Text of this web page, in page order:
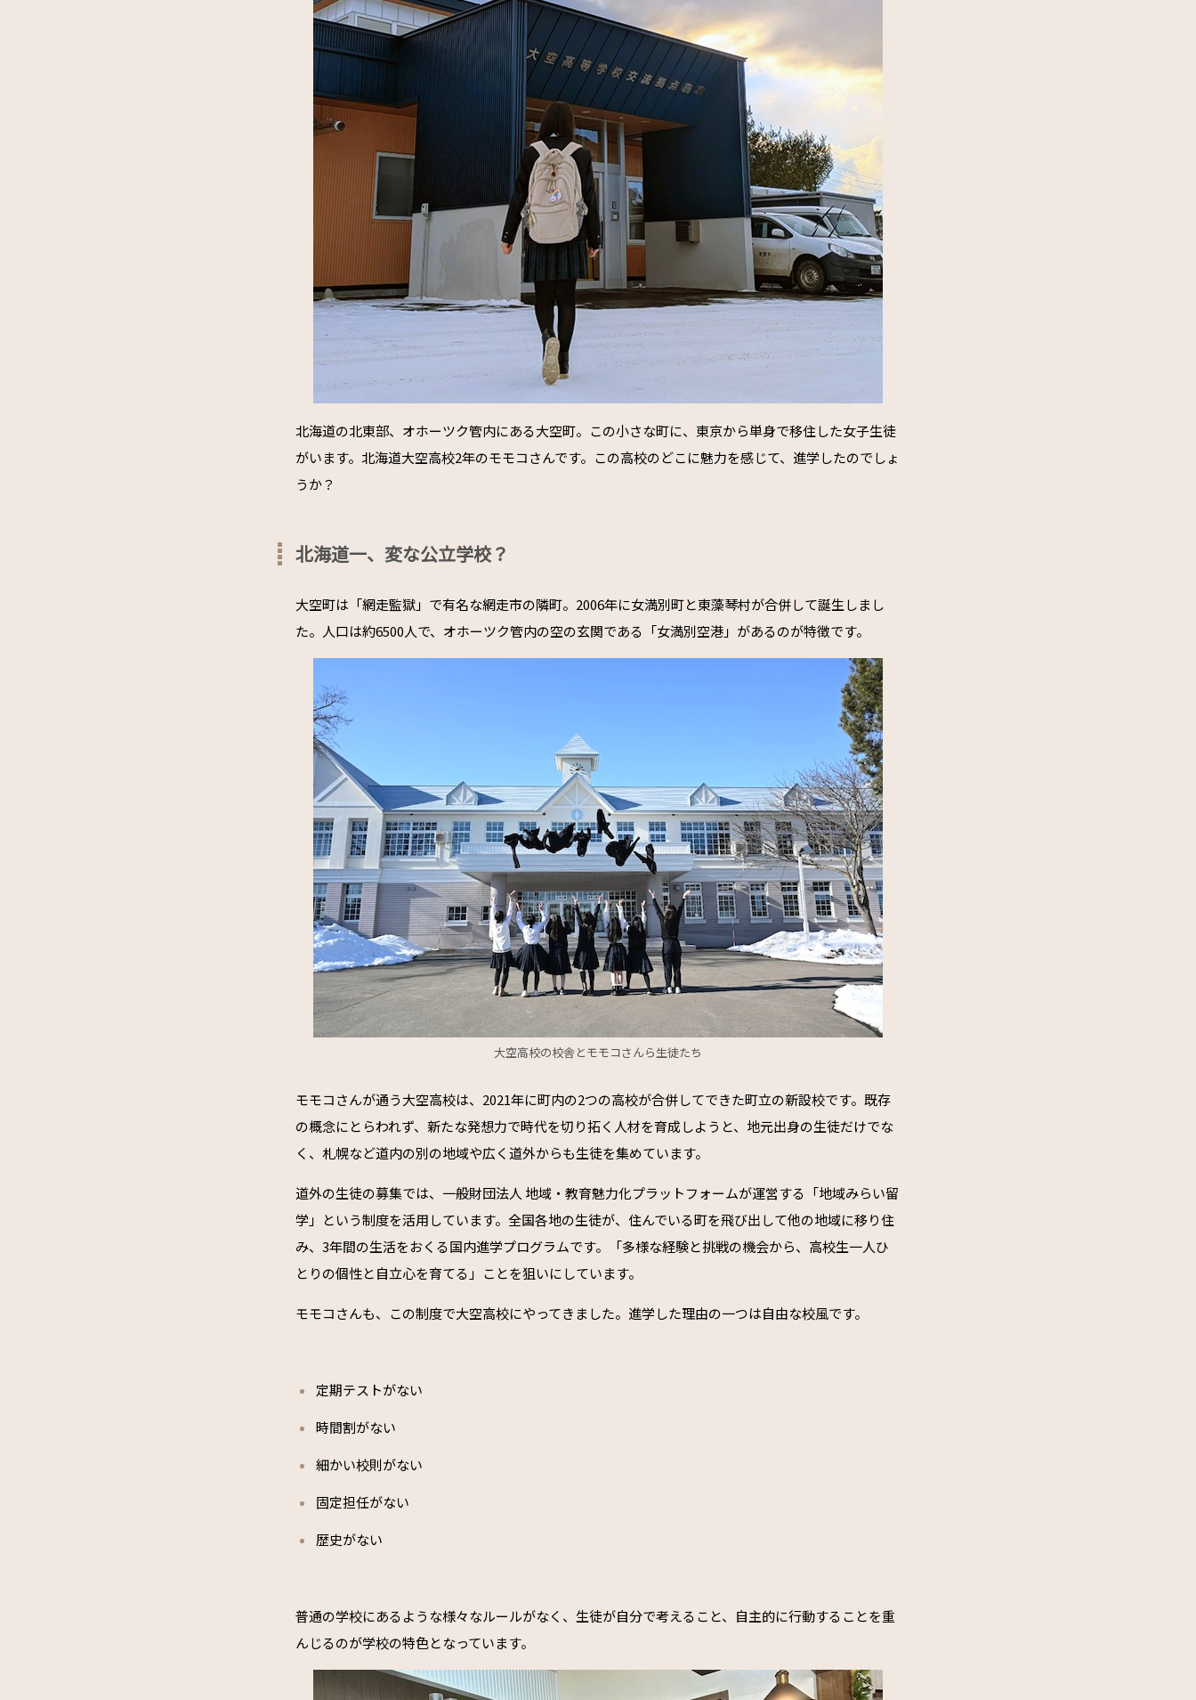
北海道の北東部、オホーツク管内にある大空町。この小さな町に、東京から単身で移住した女子生徒
がいます。北海道大空高校2年のモモコさんです。この高校のどこに魅力を感じて、進学したのでしょ
うか？
北海道一、変な公立学校？
大空町は「網走監獄」で有名な網走市の隣町。2006年に女満別町と東藻琴村が合併して誕生しまし
た。人口は約6500人で、オホーツク管内の空の玄関である「女満別空港」があるのが特徴です。
大空高校の校舎とモモコさんら生徒たち
モモコさんが通う大空高校は、2021年に町内の2つの高校が合併してできた町立の新設校です。既存
の概念にとらわれず、新たな発想力で時代を切り拓く人材を育成しようと、地元出身の生徒だけでな
く、札幌など道内の別の地域や広く道外からも生徒を集めています。
道外の生徒の募集では、一般財団法人 地域・教育魅力化プラットフォームが運営する「地域みらい留
学」という制度を活用しています。全国各地の生徒が、住んでいる町を飛び出して他の地域に移り住
み、3年間の生活をおくる国内進学プログラムです。「多様な経験と挑戦の機会から、高校生一人ひ
とりの個性と自立心を育てる」ことを狙いにしています。
モモコさんも、この制度で大空高校にやってきました。進学した理由の一つは自由な校風です。
定期テストがない
時間割がない
細かい校則がない
固定担任がない
歴史がない
普通の学校にあるような様々なルールがなく、生徒が自分で考えること、自主的に行動することを重
んじるのが学校の特色となっています。